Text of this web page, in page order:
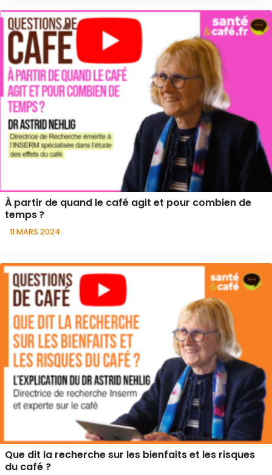
À partir de quand le café agit et pour combien de
temps ?
11 MARS 2024
Que dit la recherche sur les bienfaits et les risques
du café ?